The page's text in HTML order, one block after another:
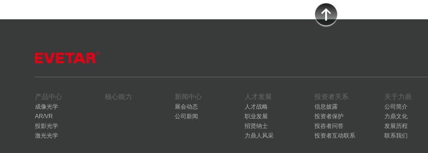
产品中心
成像光学
AR/VR
投影光学
激光光学
核心能力 新闻中心
展会动态
公司新闻
人才发展
人才战略
职业发展
招贤纳士
力鼎人风采
投资者关系
信息披露
投资者保护
投咨者问答
投资者互动联系
关于力鼎
公司简介
力鼎文化
发展历程
联系我们